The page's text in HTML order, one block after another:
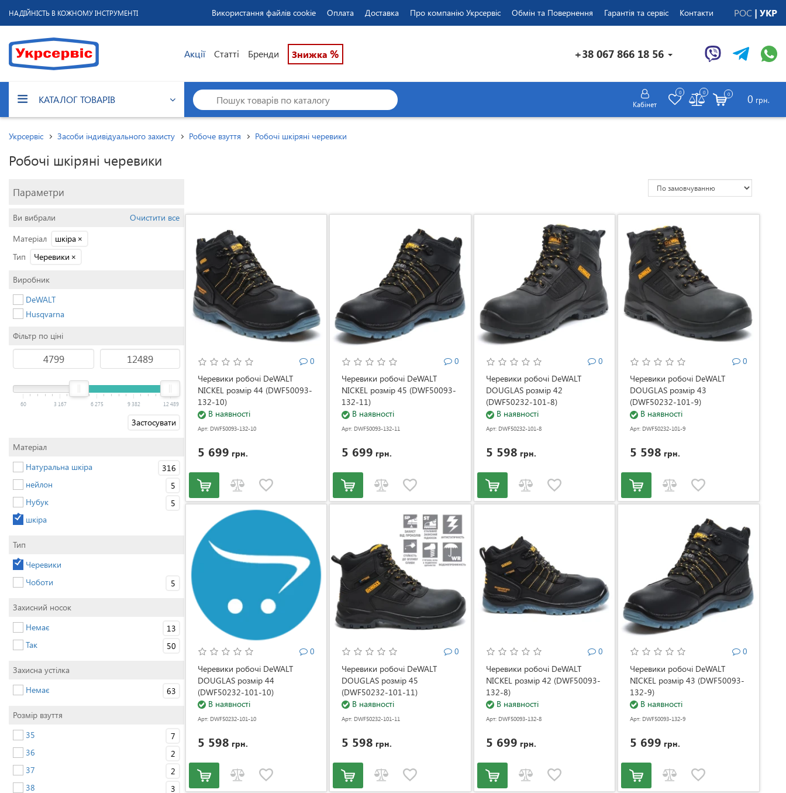
НАДІЙНІСТЬ В КОЖНОМУ ІНСТРУМЕНТІ Використання файлів cookie Оплата Доставка Про компанію Укрсервіс Обмін та Повернення Гарантія та сервіс Контакти РОС УКР
Акції Статті Бренди Знижка % +38 067 866 18 56
КАТАЛОГ ТОВАРІВ Кабінет
0 0 0 0 грн.
Укрсервіс Засоби індивідуального захисту Робоче взуття Робочі шкіряні черевики
Робочі шкіряні черевики
Параметри
Ви вибрали
Очистити все
Матеріал
шкіра ×
Тип
Черевики ×
Виробник
DeWALT
Husqvarna
Фільтр по ціні
60 3 167 6 275 9 382 12 489
Застосувати
Матеріал
Натуральна шкіра
316
нейлон
5
Нубук
5
шкіра
Тип
Черевики
Чоботи
5
Захисний носок
Немає
13
Так
50
Захисна устілка
Немає
63
Розмір взуття
35
7
36
2
37
2
38
3
0
Черевики робочі DeWALT
NICKEL розмір 44 (DWF50093-
132-10)
В наявності
Арт: DWF50093-132-10
5 699 грн.
0
Черевики робочі DeWALT
NICKEL розмір 45 (DWF50093-
132-11)
В наявності
Арт: DWF50093-132-11
5 699 грн.
0
Черевики робочі DeWALT
DOUGLAS розмір 42
(DWF50232-101-8)
В наявності
Арт: DWF50232-101-8
5 598 грн.
0
Черевики робочі DeWALT
DOUGLAS розмір 43
(DWF50232-101-9)
В наявності
Арт: DWF50232-101-9
5 598 грн.
0
Черевики робочі DeWALT
DOUGLAS розмір 44
(DWF50232-101-10)
В наявності
Арт: DWF50232-101-10
5 598 грн.
0
Черевики робочі DeWALT
DOUGLAS розмір 45
(DWF50232-101-11)
В наявності
Арт: DWF50232-101-11
5 598 грн.
0
Черевики робочі DeWALT
NICKEL розмір 42 (DWF50093-
132-8)
В наявності
Арт: DWF50093-132-8
5 699 грн.
0
Черевики робочі DeWALT
NICKEL розмір 43 (DWF50093-
132-9)
В наявності
Арт: DWF50093-132-9
5 699 грн.